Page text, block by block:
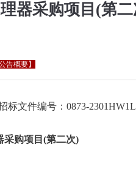
器采购项目(第
告概要】
招标文件编号：0873-
采购项目(第二次)